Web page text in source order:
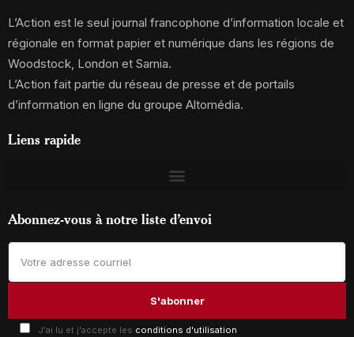
L’Action est le seul journal francophone d’information locale et
régionale en format papier et numérique dans les régions de
Woodstock, London et Sarnia.
L’Action fait partie du réseau de presse et de portails
d’information en ligne du groupe Altomédia.
Liens rapide
Abonnez-vous à notre liste d’envoi
J'ai lu et j'accepte les conditions d'utilisation